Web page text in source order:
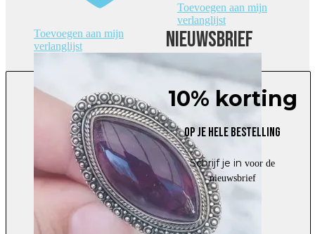
Toevoegen aan mijn
verlanglijst
Toevoegen aan mijn
verlanglijst
Nieuwsbrief
10% korting
Op je hele bestelling
Schrijf je in voor de
nieuwsbrief